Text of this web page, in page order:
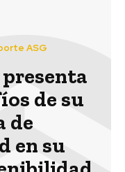
ASG
de su
de
en su